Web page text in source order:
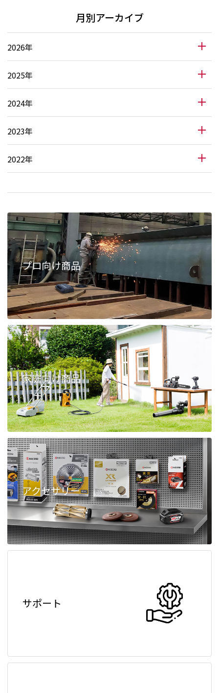
月別アーカイブ
2026年
2025年
2024年
2023年
2022年
プロ向け商品
家庭向け商品
アクセサリー
サポート